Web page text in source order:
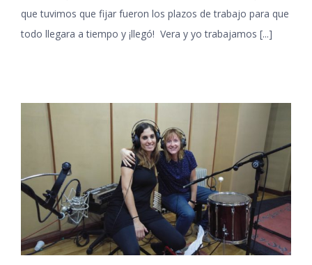
que tuvimos que fijar fueron los plazos de trabajo para que
todo llegara a tiempo y ¡llegó! Vera y yo trabajamos [...]